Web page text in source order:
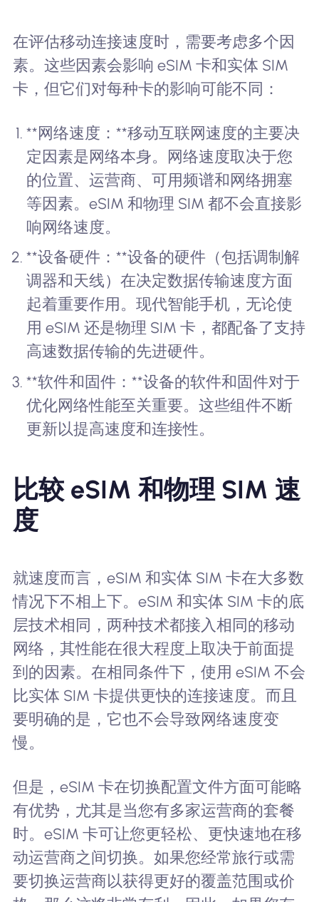
在评估移动连接速度时，需要考虑多个因
素。这些因素会影响 eSIM 卡和实体 SIM
卡，但它们对每种卡的影响可能不同：
**网络速度：**移动互联网速度的主要决
定因素是网络本身。网络速度取决于您
的位置、运营商、可用频谱和网络拥塞
等因素。eSIM 和物理 SIM 都不会直接影
响网络速度。
**设备硬件：**设备的硬件（包括调制解
调器和天线）在决定数据传输速度方面
起着重要作用。现代智能手机，无论使
用 eSIM 还是物理 SIM 卡，都配备了支持
高速数据传输的先进硬件。
**软件和固件：**设备的软件和固件对于
优化网络性能至关重要。这些组件不断
更新以提高速度和连接性。
比较 eSIM 和物理 SIM 速
度
就速度而言，eSIM 和实体 SIM 卡在大多数
情况下不相上下。eSIM 和实体 SIM 卡的底
层技术相同，两种技术都接入相同的移动
网络，其性能在很大程度上取决于前面提
到的因素。在相同条件下，使用 eSIM 不会
比实体 SIM 卡提供更快的连接速度。而且
要明确的是，它也不会导致网络速度变
慢。
但是，eSIM 卡在切换配置文件方面可能略
有优势，尤其是当您有多家运营商的套餐
时。eSIM 卡可让您更轻松、更快速地在移
动运营商之间切换。如果您经常旅行或需
要切换运营商以获得更好的覆盖范围或价